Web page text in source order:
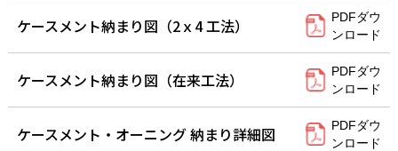
ケースメント納まり図（2ｘ4 工法）
PDFダウ
ンロード
ケースメント納まり図（在来工法）
PDFダウ
ンロード
ケースメント・オーニング 納まり詳細図
PDFダウ
ンロード